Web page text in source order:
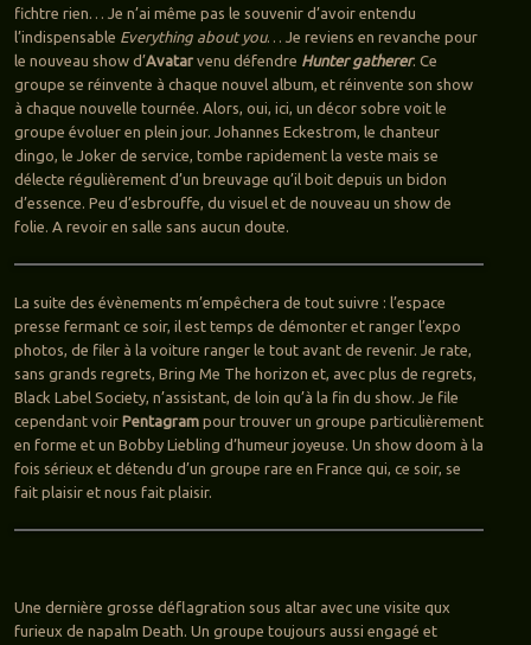
fichtre rien… Je n’ai même pas le souvenir d’avoir entendu
l’indispensable Everything about you… Je reviens en revanche pour
le nouveau show d’Avatarvenu défendre Hunter gatherer. Ce
groupe se réinvente à chaque nouvel album, et réinvente son show
à chaque nouvelle tournée. Alors, oui, ici, un décor sobre voit le
groupe évoluer en plein jour. Johannes Eckestrom, le chanteur
dingo, le Joker de service, tombe rapidement la veste mais se
délecte régulièrement d’un breuvage qu’il boit depuis un bidon
d’essence. Peu d’esbrouffe, du visuel et de nouveau un show de
folie. A revoir en salle sans aucun doute.
La suite des évènements m’empêchera de tout suivre : l’espace
presse fermant ce soir, il est temps de démonter et ranger l’expo
photos, de filer à la voiture ranger le tout avant de revenir. Je rate,
sans grands regrets, Bring Me The horizon et, avec plus de regrets,
Black Label Society, n’assistant, de loin qu’à la fin du show. Je file
cependant voir Pentagrampour trouver un groupe particulièrement
en forme et un Bobby Liebling d’humeur joyeuse. Un show doom à la
fois sérieux et détendu d’un groupe rare en France qui, ce soir, se
fait plaisir et nous fait plaisir.
Une dernière grosse déflagration sous altar avec une visite qux
furieux de napalm Death. Un groupe toujours aussi engagé et